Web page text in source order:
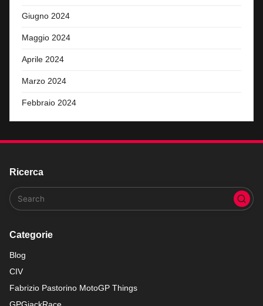
Giugno 2024
Maggio 2024
Aprile 2024
Marzo 2024
Febbraio 2024
Ricerca
Categorie
Blog
CIV
Fabrizio Pastorino MotoGP Things